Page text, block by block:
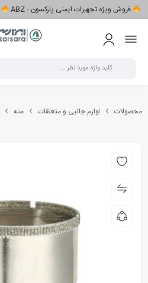
فروش ویژه تجهیزات ایمنی پارکسون - ABZ
محصولات لوازم جانبی و متعلقات مته